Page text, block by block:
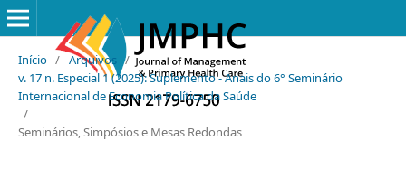
Início / Arquivos /
v. 17 n. Especial 1 (2025): Suplemento - Anais do 6° Seminário
Internacional de Economia Política da Saúde
/
Seminários, Simpósios e Mesas Redondas